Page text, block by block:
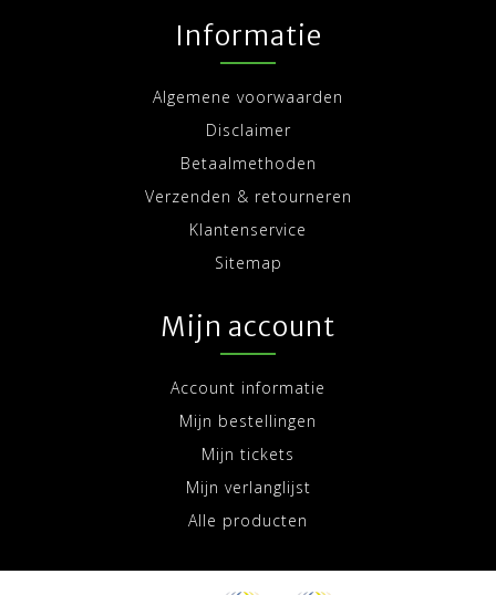
Informatie
Algemene voorwaarden
Disclaimer
Betaalmethoden
Verzenden & retourneren
Klantenservice
Sitemap
Mijn account
Account informatie
Mijn bestellingen
Mijn tickets
Mijn verlanglijst
Alle producten